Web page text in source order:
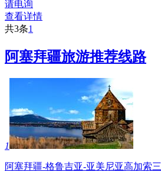
请电询
查看详情
共3条1
阿塞拜疆旅游推荐线路
1
阿塞拜疆-格鲁吉亚-亚美尼亚高加索